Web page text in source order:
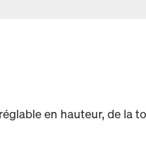
en hauteur, de la